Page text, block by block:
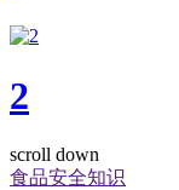
2
scroll down
食品安全知识